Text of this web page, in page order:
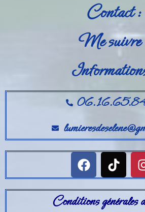
Contact :
Me suivre
Conditions générales